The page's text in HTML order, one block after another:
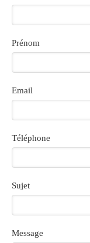
Prénom
Email
Téléphone
Sujet
Message